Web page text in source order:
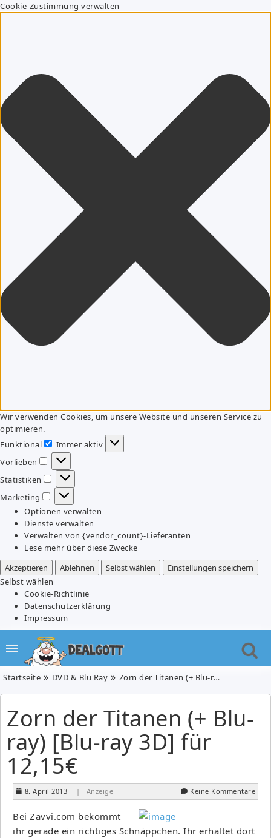
Cookie-Zustimmung verwalten
Wir verwenden Cookies, um unsere Website und unseren Service zu
optimieren.
Funktional
Funktional
Immer aktiv
Vorlieben
Vorlieben
Statistiken
Statistiken
Marketing
Marketing
Optionen verwalten
Dienste verwalten
Verwalten von {vendor_count}-Lieferanten
Lese mehr über diese Zwecke
Akzeptieren
Ablehnen Selbst wählen
Einstellungen speichern
Selbst wählen
Cookie-Richtlinie
Datenschutzerklärung
Impressum
Startseite DVD & Blu Ray Zorn der Titanen (+ Blu-ray) [Blu-ray 3D] für 12,15€
Zorn der Titanen (+ Blu-
ray) [Blu-ray 3D] für
12,15€
8. April 2013 | Anzeige Keine Kommentare
Bei Zavvi.com bekommt
ihr gerade ein richtiges Schnäppchen. Ihr erhaltet dort